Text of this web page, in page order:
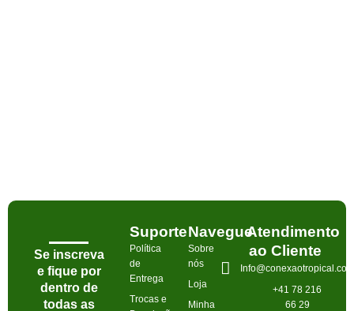
Se inscreva
e fique por
dentro de
todas as
Suporte
Política
de
Entrega
Trocas e
Navegue
Sobre
nós
Loja
Minha
Atendimento
ao Cliente
Info@conexaotropical.com
+41 78 216
66 29